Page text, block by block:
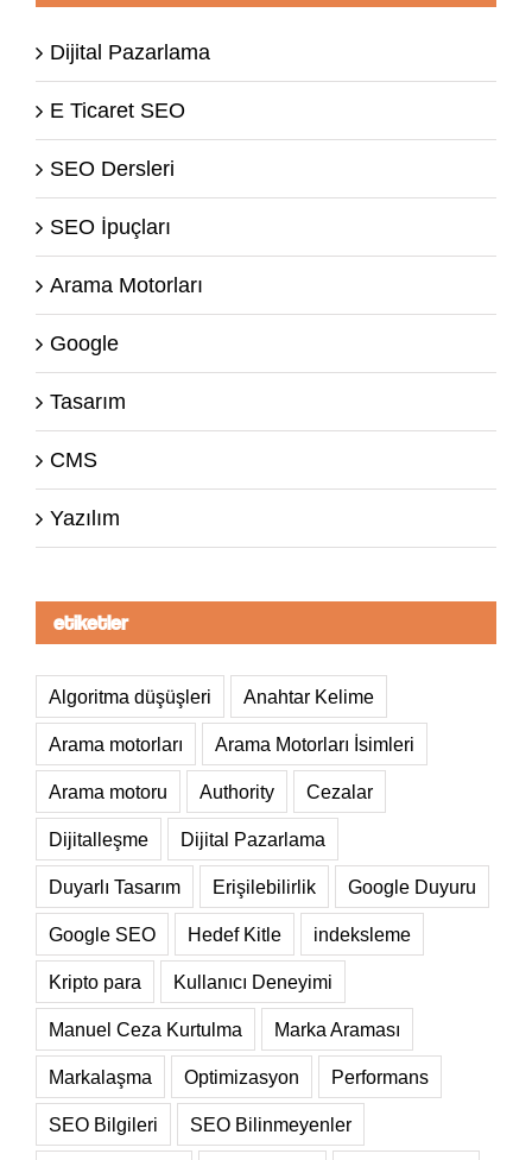
Dijital Pazarlama
E Ticaret SEO
SEO Dersleri
SEO İpuçları
Arama Motorları
Google
Tasarım
CMS
Yazılım
etiketler
Algoritma düşüşleri Anahtar Kelime
Arama motorları Arama Motorları İsimleri
Arama motoru Authority Cezalar
Dijitalleşme Dijital Pazarlama
Duyarlı Tasarım Erişilebilirlik Google Duyuru
Google SEO Hedef Kitle indeksleme
Kripto para Kullanıcı Deneyimi
Manuel Ceza Kurtulma Marka Araması
Markalaşma Optimizasyon Performans
SEO Bilgileri SEO Bilinmeyenler